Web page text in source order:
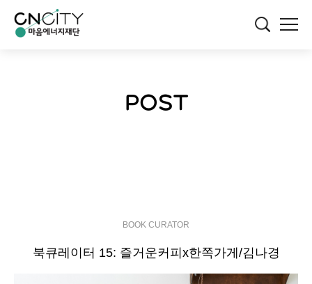
POST
BOOK CURATOR
북큐레이터 15: 즐거운커피x한쪽가게/김나경